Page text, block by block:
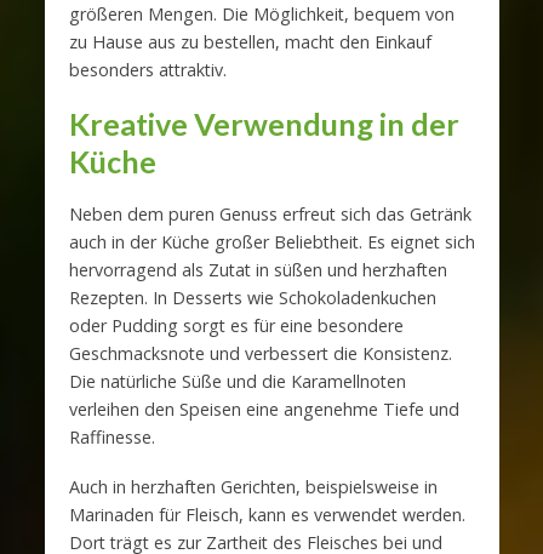
größeren Mengen. Die Möglichkeit, bequem von
zu Hause aus zu bestellen, macht den Einkauf
besonders attraktiv.
Kreative Verwendung in der
Küche
Neben dem puren Genuss erfreut sich das Getränk
auch in der Küche großer Beliebtheit. Es eignet sich
hervorragend als Zutat in süßen und herzhaften
Rezepten. In Desserts wie Schokoladenkuchen
oder Pudding sorgt es für eine besondere
Geschmacksnote und verbessert die Konsistenz.
Die natürliche Süße und die Karamellnoten
verleihen den Speisen eine angenehme Tiefe und
Raffinesse.
Auch in herzhaften Gerichten, beispielsweise in
Marinaden für Fleisch, kann es verwendet werden.
Dort trägt es zur Zartheit des Fleisches bei und